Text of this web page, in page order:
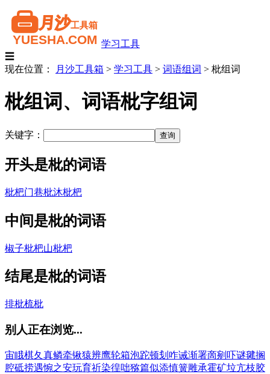
学习工具
☰
现在位置：
月沙工具箱 > 学习工具 > 词语组词 > 枇组词
枇组词、词语枇字组词
关键字：
开头是枇的词语
枇杷门巷枇沐枇杷
中间是枇的词语
椒子枇杷山枇杷
结尾是枇的词语
排枇梳枇
别人正在浏览...
宙睋棋夂 真鳞牵锹猿辨鹰轮箱泡跎顿刬 咋诫渐署啇剜 吓谜毽搁
腔砥捞遇惋之安玩育祈染徨咄猕篇似添慎簧雕承霍矿垃亢枝胶